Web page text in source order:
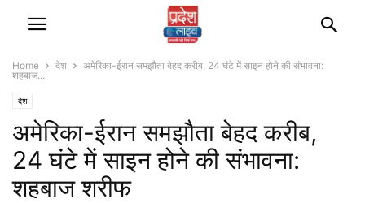
Home देश
अमेरिका-ईरान समझौता बेहद करीब, 24 घंटे में साइन होने की संभावना:
शहबाज...
देश
अमेरिका-ईरान समझौता बेहद करीब,
24 घंटे में साइन होने की संभावना:
शहबाज शरीफ